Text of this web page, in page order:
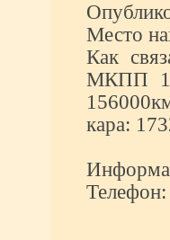
Место
Как
МКПП
кара: